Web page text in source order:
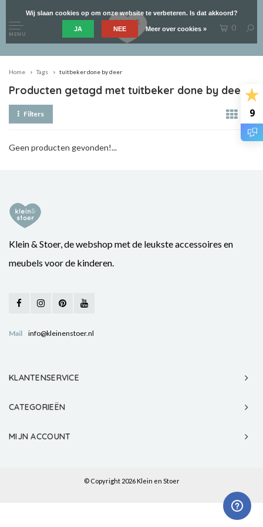
9
MENU
0
Home Tags tuitbeker done by deer
Producten getagd met tuitbeker done by deer
Filters
Geen producten gevonden!...
Klein & Stoer, de webshop met de leukste accessoires en
meubels voor de kinderen.
Mail info@kleinenstoer.nl
KLANTENSERVICE
CATEGORIEËN
MIJN ACCOUNT
© Copyright 2026 Klein en Stoer
Wij slaan cookies op om onze website te verbeteren. Is dat akkoord?
JA NEE Meer over cookies »